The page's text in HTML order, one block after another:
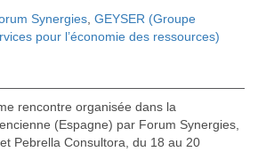
Synergies GEYSER (Groupe
pour l’économie des ressources)
rencontre organisée dans la
(Espagne) par Forum Synergies,
Pebrella Consultora, du 18 au 20